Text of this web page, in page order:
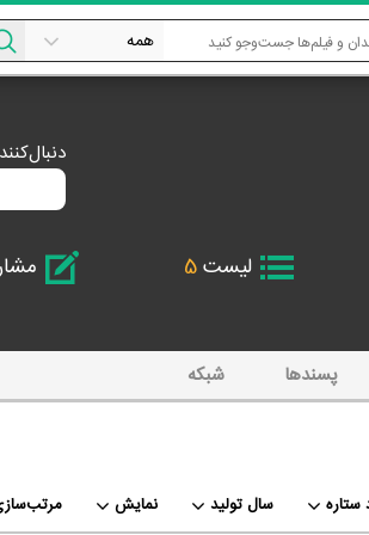
لیست5
پسند‌ها شبکه
نمایش سال تولید ستاره